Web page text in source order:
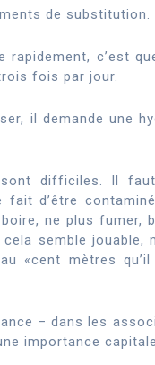
de substitution.
c’est
fois par jour.
il demande une
difficiles. Il
d’être
ne plus fumer,
semble jouable,
«cent mètres
– dans les
importance